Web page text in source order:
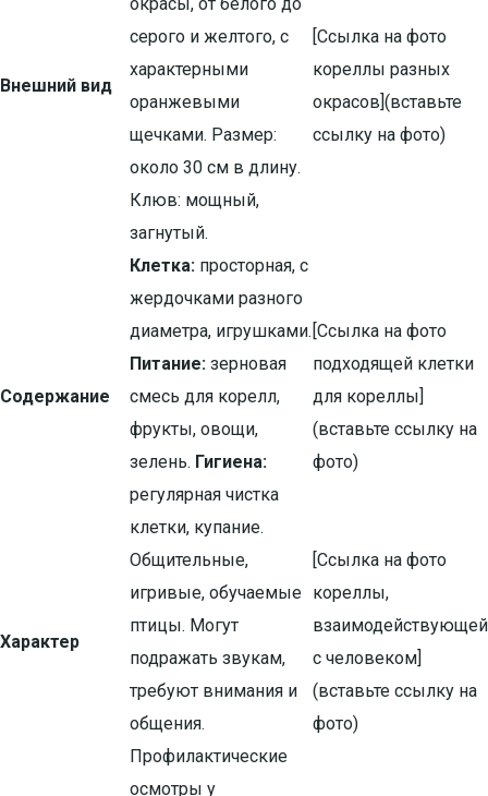
Внешний вид
серого и желтого, с
характерными
оранжевыми
щечками. Размер:
около 30 см в длину.
Клюв: мощный,
загнутый.
[Ссылка на фото
кореллы разных
окрасов](вставьте
ссылку на фото)
Содержание
Клетка: просторная, с
жердочками разного
диаметра, игрушками.
Питание: зерновая
смесь для корелл,
фрукты, овощи,
зелень. Гигиена:
регулярная чистка
клетки, купание.
[Ссылка на фото
подходящей клетки
для кореллы]
(вставьте ссылку на
фото)
Характер
Общительные,
игривые, обучаемые
птицы. Могут
подражать звукам,
требуют внимания и
общения.
[Ссылка на фото
кореллы,
взаимодействующей
с человеком]
(вставьте ссылку на
фото)
Профилактические
осмотры у